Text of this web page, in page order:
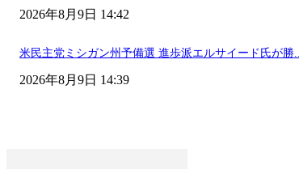
2026年8月9日 14:42
米民主党ミシガン州予備選 進歩派エルサイード氏が勝...
2026年8月9日 14:39